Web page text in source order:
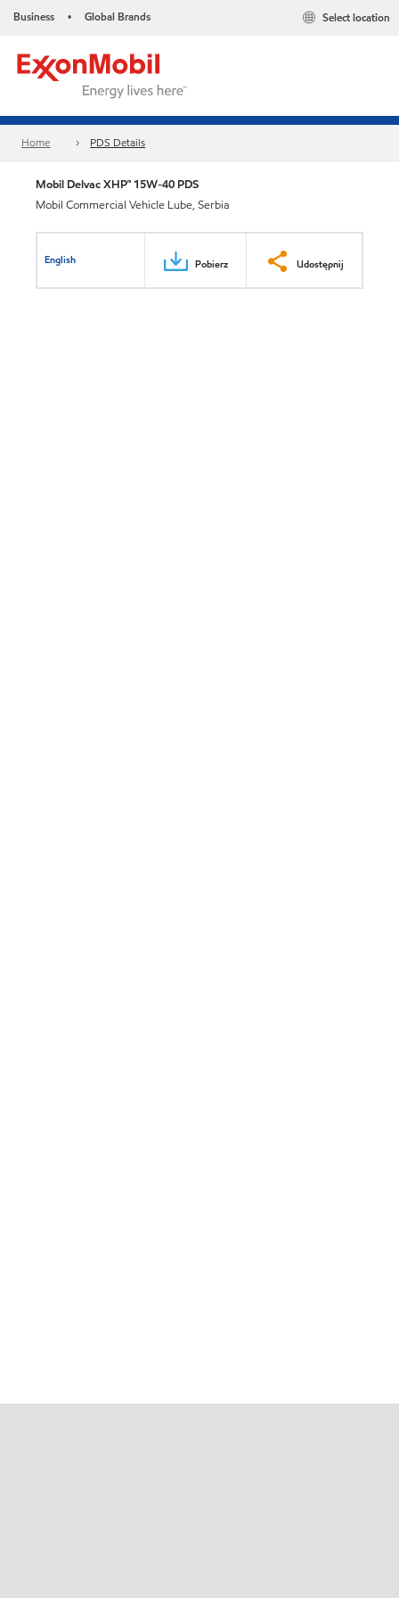
Business • Global Brands Select location
Home PDS Details
Mobil Delvac XHP™ 15W-40 PDS
Mobil Commercial Vehicle Lube, Serbia
English Pobierz Udostępnij